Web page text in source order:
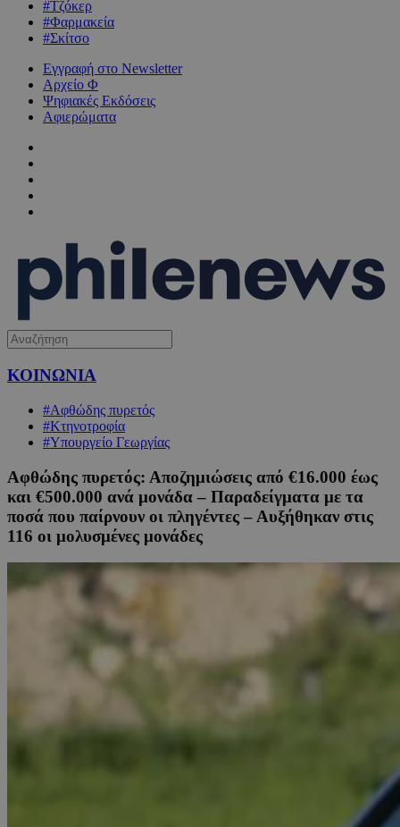
#Τζόκερ
#Φαρμακεία
#Σκίτσο
Εγγραφή στο Newsletter
Αρχείο Φ
Ψηφιακές Εκδόσεις
Αφιερώματα
ΚΟΙΝΩΝΙΑ
#Αφθώδης πυρετός
#Κτηνοτροφία
#Υπουργείο Γεωργίας
Αφθώδης πυρετός: Αποζημιώσεις από €16.000 έως
και €500.000 ανά μονάδα – Παραδείγματα με τα
ποσά που παίρνουν οι πληγέντες – Αυξήθηκαν στις
116 οι μολυσμένες μονάδες